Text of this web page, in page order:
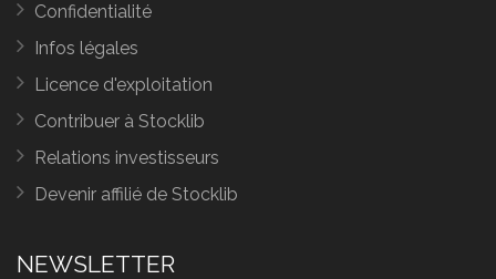
Confidentialité
Infos légales
Licence d'exploitation
Contribuer à Stocklib
Relations investisseurs
Devenir affilié de Stocklib
NEWSLETTER